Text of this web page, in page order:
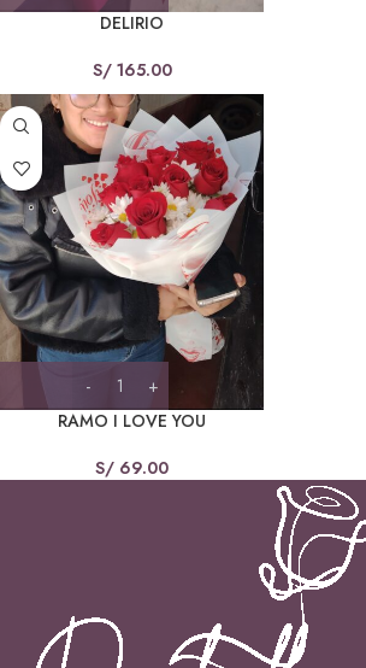
DELIRIO
S/165.00
RAMO I LOVE YOU
S/ 69.00